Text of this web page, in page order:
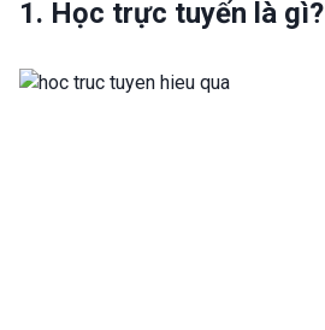
1. Học trực tuyến là gì?